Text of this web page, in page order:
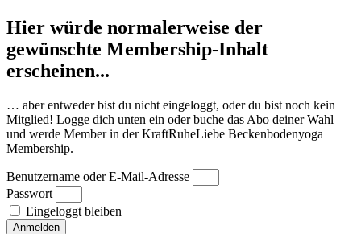
Hier würde normalerweise der
gewünschte Membership-Inhalt
erscheinen...
… aber entweder bist du nicht eingeloggt, oder du bist noch kein
Mitglied! Logge dich unten ein oder buche das Abo deiner Wahl
und werde Member in der KraftRuheLiebe Beckenbodenyoga
Membership.
Benutzername oder E-Mail-Adresse
Passwort
Eingeloggt bleiben
Anmelden